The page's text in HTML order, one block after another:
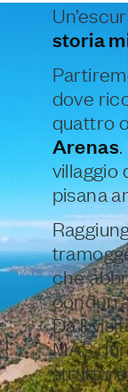
storia
dove
quattro
Arenas
villaggio
pisana
che
Da lì
MAS
strutture